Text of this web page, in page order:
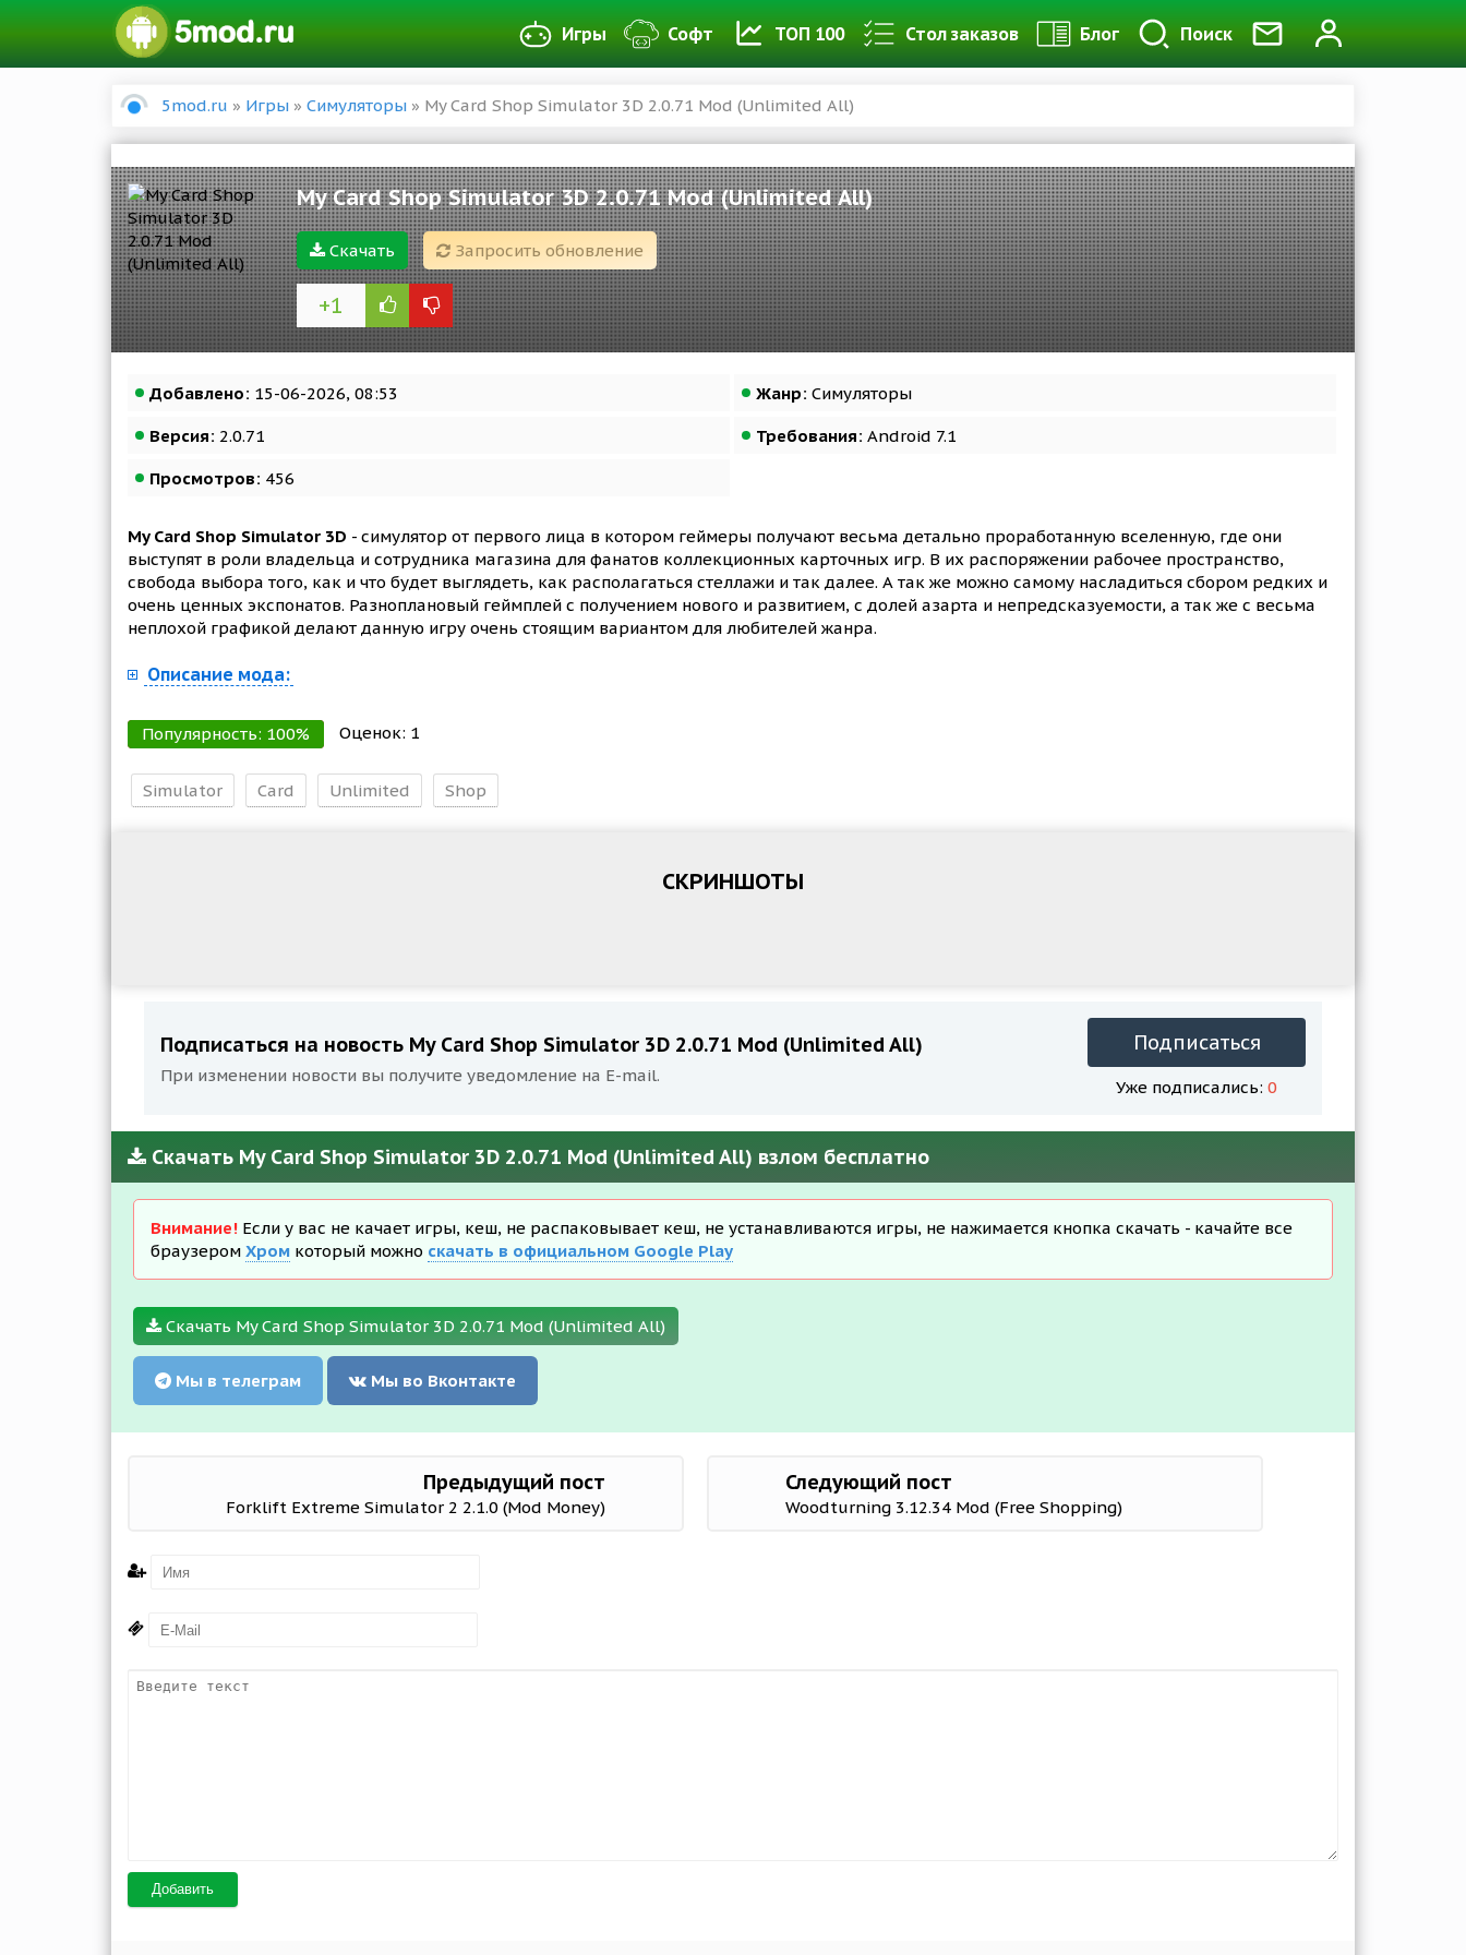
Игры Софт ТОП 100 Стол заказов Блог Поиск
5mod.ru » Игры » Симуляторы » My Card Shop Simulator 3D 2.0.71 Mod (Unlimited All)
My Card Shop Simulator 3D 2.0.71 Mod (Unlimited All)
Скачать Запросить обновление
+1
Добавлено: 15-06-2026, 08:53 Жанр: Симуляторы
Версия: 2.0.71 Требования: Android 7.1
Просмотров: 456
My Card Shop Simulator 3D - симулятор от первого лица в котором геймеры получают весьма детально проработанную вселенную, где они
выступят в роли владельца и сотрудника магазина для фанатов коллекционных карточных игр. В их распоряжении рабочее пространство,
свобода выбора того, как и что будет выглядеть, как располагаться стеллажи и так далее. А так же можно самому насладиться сбором редких и
очень ценных экспонатов. Разноплановый геймплей с получением нового и развитием, с долей азарта и непредсказуемости, а так же с весьма
неплохой графикой делают данную игру очень стоящим вариантом для любителей жанра.
Описание мода:
Популярность: 100% Оценок: 1
Simulator Card Unlimited Shop
СКРИНШОТЫ
Подписаться на новость My Card Shop Simulator 3D 2.0.71 Mod (Unlimited All)
При изменении новости вы получите уведомление на E-mail.
Подписаться
Уже подписались: 0
Скачать My Card Shop Simulator 3D 2.0.71 Mod (Unlimited All) взлом бесплатно
Внимание! Если у вас не качает игры, кеш, не распаковывает кеш, не устанавливаются игры, не нажимается кнопка скачать - качайте все
браузером Хром который можно скачать в официальном Google Play
Скачать My Card Shop Simulator 3D 2.0.71 Mod (Unlimited All)
Мы в телеграм Мы во Вконтакте
Предыдущий пост
Forklift Extreme Simulator 2 2.1.0 (Mod Money)
Следующий пост
Woodturning 3.12.34 Mod (Free Shopping)
Добавить